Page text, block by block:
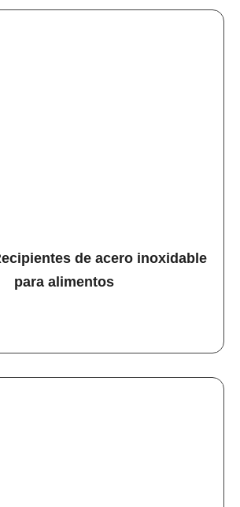
de acero inoxidable
para alimentos